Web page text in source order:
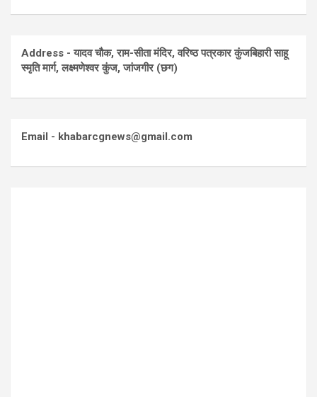
Address - यादव चौक, राम-सीता मंदिर, वरिष्ठ पत्रकार कुंजबिहारी साहू
स्मृति मार्ग, लक्ष्मणेश्वर कुंज, जांजगीर (छग)
Email - khabarcgnews@gmail.com